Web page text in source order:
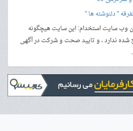
" دلنوشته ها "
وب سایت استخدام: این سایت هیچگونه
شده ندارد ، و تایید صحت و شرکت در آگهی